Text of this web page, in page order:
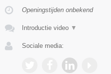
Openingstijden onbekend
Introductie video ▼
Sociale media: